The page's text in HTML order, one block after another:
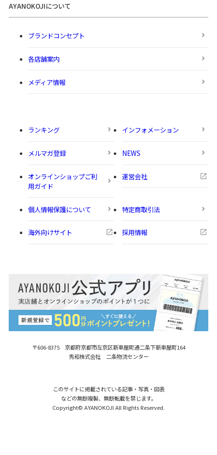
〒606-8375 京都府京都市左京区新車屋町通二条下新車屋町164
秀和株式会社 二条物流センター
AYANOKOJIについて
ブランドコンセプト
各店舗案内
メディア情報
ランキング インフォメーション
メルマガ登録 NEWS
オンラインショップご利
用ガイド
運営会社
個人情報保護について 特定商取引法
海外向けサイト 採用情報
このサイトに掲載されている記事・写真・図表
などの無断複製、無断転載を禁じます。
Copyright© AYANOKOJI All Rights Reserved.